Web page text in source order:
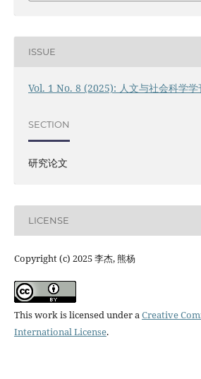
ISSUE
Vol. 1 No. 8 (2025): 人文与社会科学
SECTION
研究论文
LICENSE
Copyright (c) 2025 李杰, 熊杨
This work is licensed under aCreative
International License.